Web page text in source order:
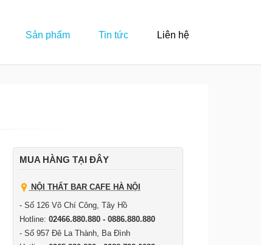
Sản phẩm Tin tức Liên hệ
MUA HÀNG TẠI ĐÂY
NỘI THẤT BAR CAFE HÀ NỘI
- Số 126 Võ Chí Công, Tây Hồ
Hotline: 02466.880.880 - 0886.880.880
- Số 957 Đê La Thành, Ba Đình